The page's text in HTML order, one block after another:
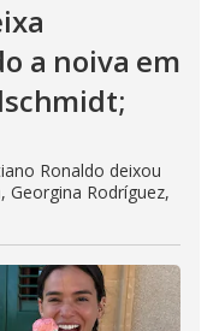
a noiva em
Ronaldo deixou
Rodríguez,